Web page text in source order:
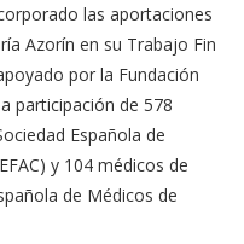
las aportaciones
Azorín en su Trabajo Fin
por la Fundación
participación de 578
Española de
y 104 médicos de
de Médicos de